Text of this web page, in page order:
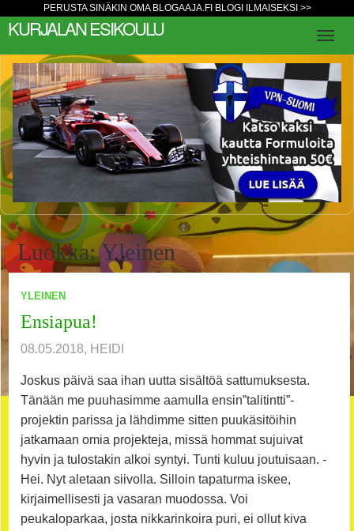
PERUSTA SINÄKIN OMA BLOGAAJA.FI BLOGI ILMAISEKSI >>
KURJALAN ESIKOULU
Luokka: Yleinen
YLEINEN
Ensiapua!
08.05.2018, HEIDI
Joskus päivä saa ihan uutta sisältöä sattumuksesta.
Tänään me puuhasimme aamulla ensin”talitintti”-
projektin parissa ja lähdimme sitten puukäsitöihin
jatkamaan omia projekteja, missä hommat sujuivat
hyvin ja tulostakin alkoi syntyi. Tunti kuluu joutuisaan. -
Hei. Nyt aletaan siivolla. Silloin tapaturma iskee,
kirjaimellisesti ja vasaran muodossa. Voi
peukaloparkaa, josta nikkarinkoira puri, ei ollut kiva
« Edellinen
Seuraava »